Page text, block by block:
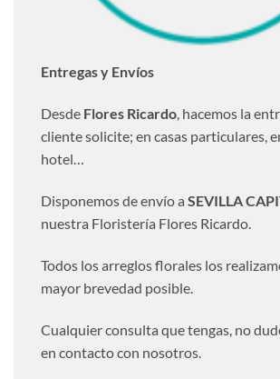
Entregas y Envíos
Desde Flores Ricardo, hacemos la
cliente solicite; en casas particulares,
hotel…
Disponemos de envío a SEVILLA
nuestra Floristería Flores Ricardo.
Todos los arreglos florales los
mayor brevedad posible.
Cualquier consulta que tengas, no
en contacto con nosotros.